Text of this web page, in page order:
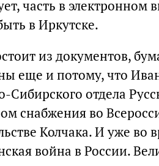
часть в электронном
в Иркутске.
из документов,
еще и потому, что
Сибирского отдела
снабжения во
Колчака. И уже во
война в России.